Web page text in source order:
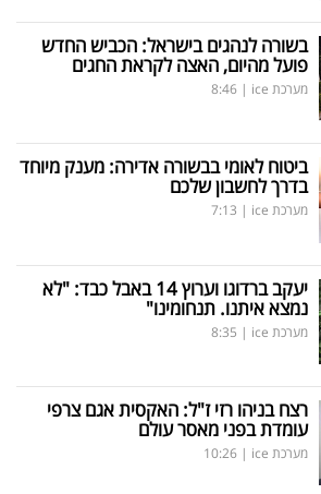
בשורה לנהגים בישראל: הכביש החדש
פועל מהיום, האצה לקראת החגים
מערכת ice |
8:46
ביטוח לאומי בבשורה אדירה: מענק מיוחד
בדרך לחשבון שלכם
מערכת ice |
7:13
יעקב ברדוגו וערוץ 14 באבל כבד: "לא
נמצא איתנו. תנחומינו"
מערכת ice |
8:35
רצח בניהו רזי ז"ל: האקסית אגם צרפי
עומדת בפני מאסר עולם
מערכת ice |
10:26